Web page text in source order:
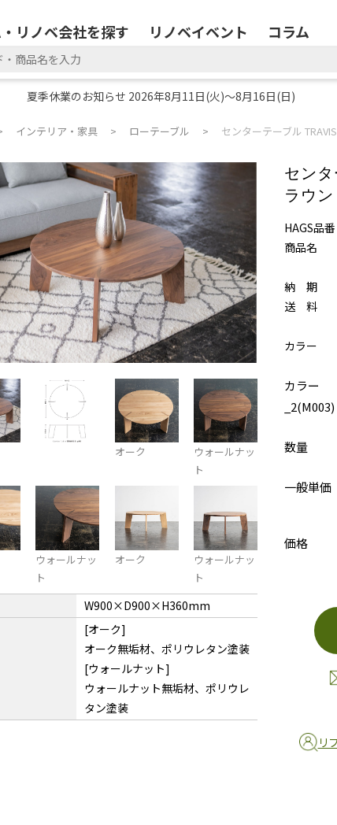
リノベ会社を探す リノベイベント コラム
夏季休業のお知らせ 2026年8月11日(火)～8月16日(日)
インテリア・家具 ローテーブル センターテーブル
オーク
ウォールナッ
ト
ウォールナッ
ト
オーク
ウォールナッ
ト
W900×D900×H360mm
[オーク]
オーク無垢材、ポリウレタン塗装
[ウォールナット]
ウォールナット無垢材、ポリウレ
タン塗装
セン
ラウン
HAGS品番
商品名
納 期
送 料
カラー
カラー
_2(M003)
数量
一般単価
価格
リ